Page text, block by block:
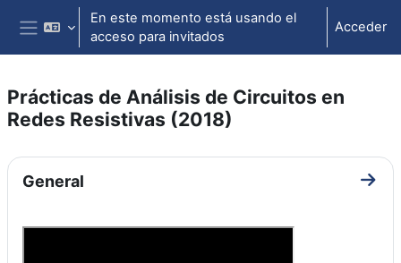
Salta al contenido principal
Panel lateral
En este momento está usando el
acceso para invitados
Acceder
Prácticas de Análisis de Circuitos en
Redes Resistivas (2018)
Perfilado de sección
General Ir a